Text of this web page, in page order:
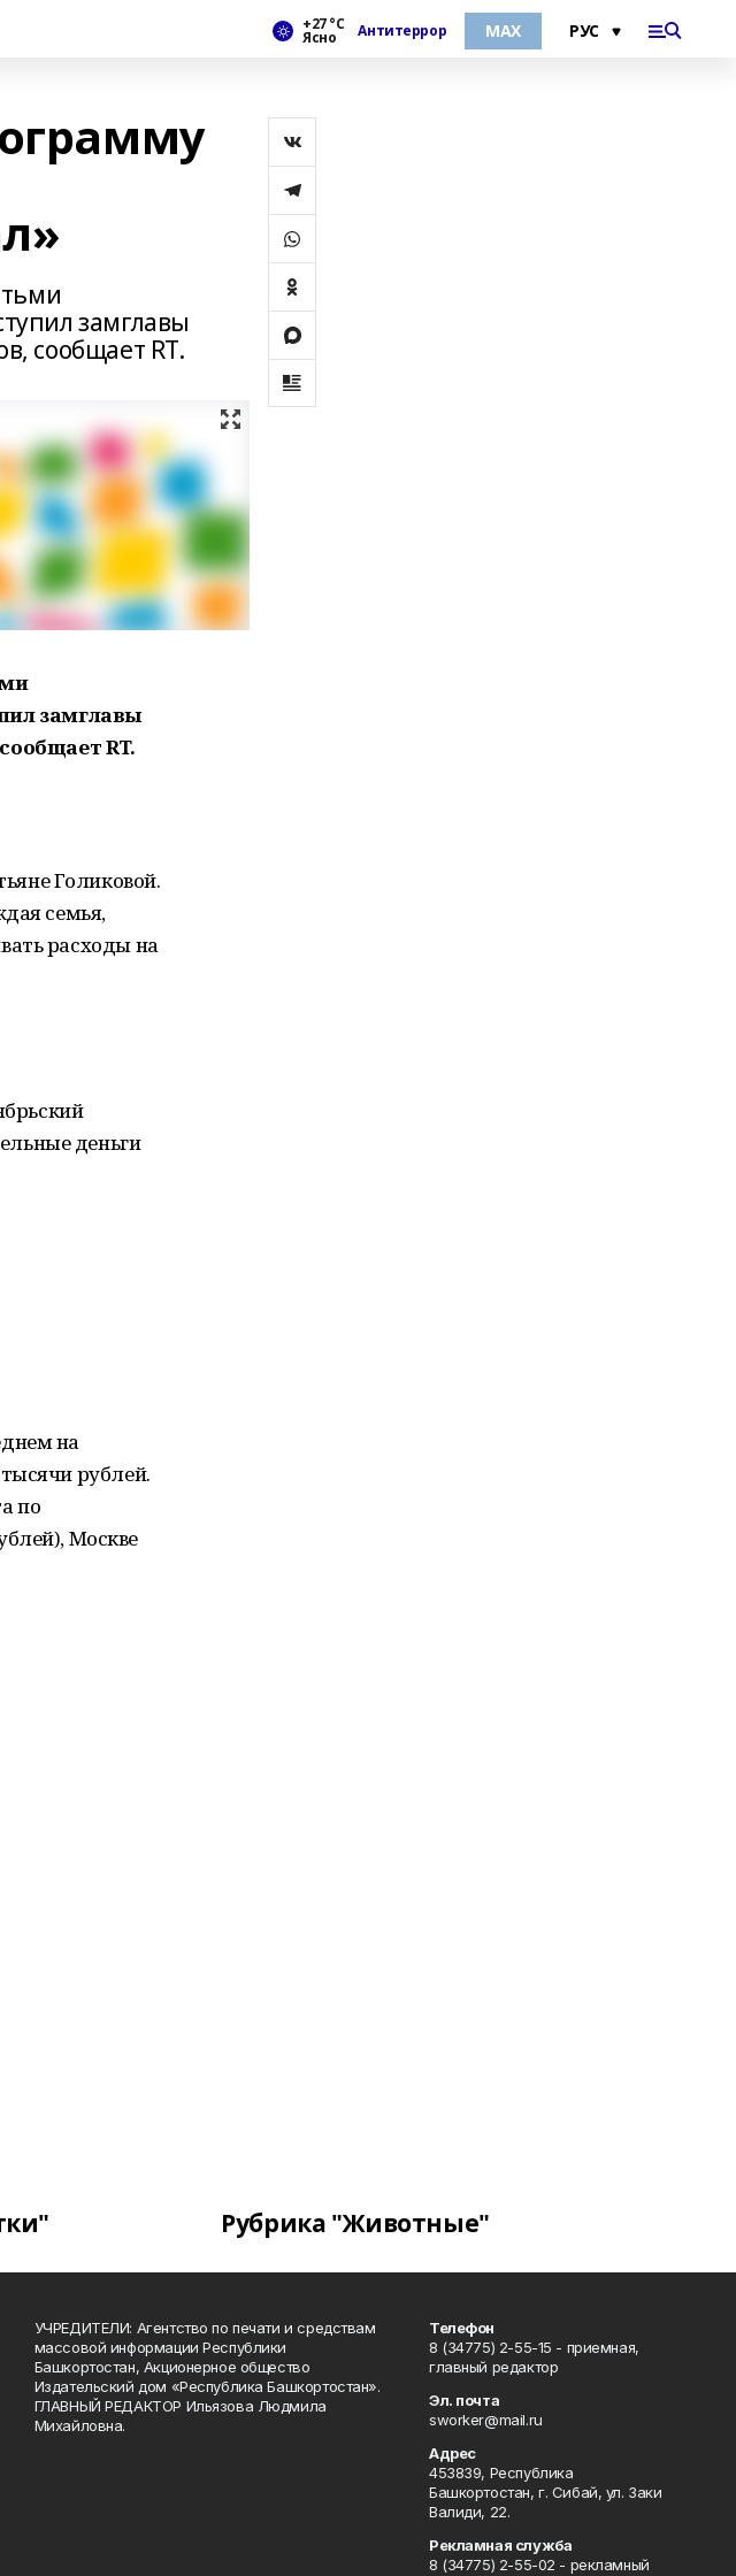
+27 °С
Ясно Антитеррор МАХ
замглавы
сообщает RT.
замглавы
RT.
Голиковой.
семья,
расходы на
деньги
на
рублей.
по
Москве
Рубрика "Животные"
УЧРЕДИТЕЛИ: Агентство по печати и средствам
массовой информации Республики
Башкортостан, Акционерное общество
Издательский дом «Республика Башкортостан».
ГЛАВНЫЙ РЕДАКТОР Ильязова Людмила
Михайловна.
Телефон
8 (34775) 2-55-15 - приемная,
главный редактор
Эл. почта
sworker@mail.ru
Адрес
453839, Республика
Башкортостан, г. Сибай, ул. Заки
Валиди, 22.
Рекламная служба
8 (34775) 2-55-02 - рекламный